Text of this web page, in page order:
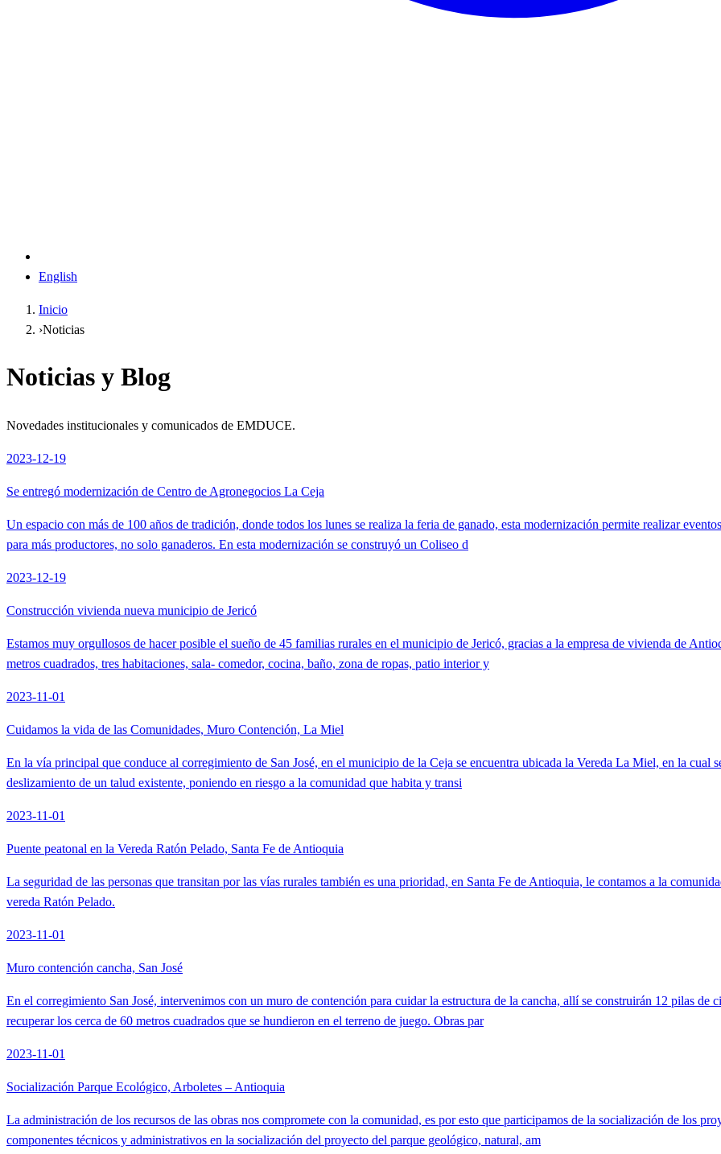
English
Inicio
›Noticias
Noticias y Blog
Novedades institucionales y comunicados de EMDUCE.
2023-12-19
Se entregó modernización de Centro de Agronegocios La Ceja
Un espacio con más de 100 años de tradición, donde todos los lunes se realiza la feria de ganado, esta modernización permite realizar
para más productores, no solo ganaderos. En esta modernización se construyó un Coliseo d
2023-12-19
Construcción vivienda nueva municipio de Jericó
Estamos muy orgullosos de hacer posible el sueño de 45 familias rurales en el municipio de Jericó, gracias a la empresa de vivienda de
metros cuadrados, tres habitaciones, sala- comedor, cocina, baño, zona de ropas, patio interior y
2023-11-01
Cuidamos la vida de las Comunidades, Muro Contención, La Miel
En la vía principal que conduce al corregimiento de San José, en el municipio de la Ceja se encuentra ubicada la Vereda La Miel, en la cual
deslizamiento de un talud existente, poniendo en riesgo a la comunidad que habita y transi
2023-11-01
Puente peatonal en la Vereda Ratón Pelado, Santa Fe de Antioquia
La seguridad de las personas que transitan por las vías rurales también es una prioridad, en Santa Fe de Antioquia, le contamos a la
vereda Ratón Pelado.
2023-11-01
Muro contención cancha, San José
En el corregimiento San José, intervenimos con un muro de contención para cuidar la estructura de la cancha, allí se construirán 12 pilas de
recuperar los cerca de 60 metros cuadrados que se hundieron en el terreno de juego. Obras par
2023-11-01
Socialización Parque Ecológico, Arboletes – Antioquia
La administración de los recursos de las obras nos compromete con la comunidad, es por esto que participamos de la socialización de los
componentes técnicos y administrativos en la socialización del proyecto del parque geológico, natural, am